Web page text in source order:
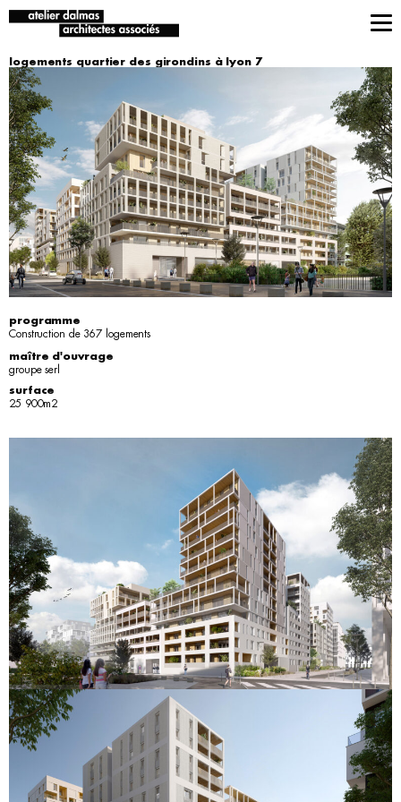
logements quartier des girondins à lyon 7
programme
Construction de 367 logements
maître d'ouvrage
groupe serl
surface
25 900m2